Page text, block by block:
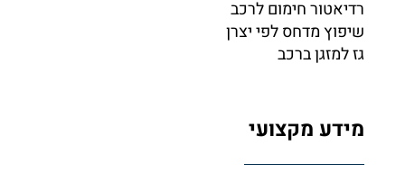
רדיאטור חימום לרכב
שיפוץ מדחס לפי יצרן
גז למזגן ברכב
מידע מקצועי